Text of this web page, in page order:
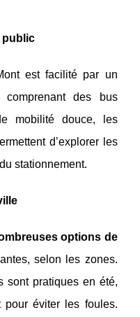
public
est facilité par un
comprenant des bus
mobilité douce, les
d’explorer les
stationnement.
options de
selon les zones.
sont pratiques en été,
pour éviter les foules.